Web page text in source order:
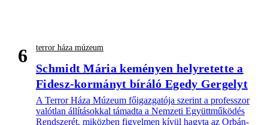
6 terror háza múzeum
Schmidt Mária keményen helyretette a
Fidesz-kormányt bíráló Egedy Gergelyt
A Terror Háza Múzeum főigazgatója szerint a professzor
valótlan állításokkal támadta a Nemzeti Együttműködés
Rendszerét, miközben figyelmen kívül hagyta az Orbán-